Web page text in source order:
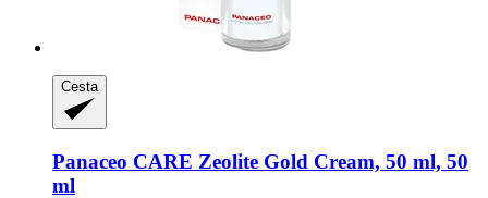
Cesta
Panaceo CARE Zeolite Gold Cream, 50 ml, 50
ml